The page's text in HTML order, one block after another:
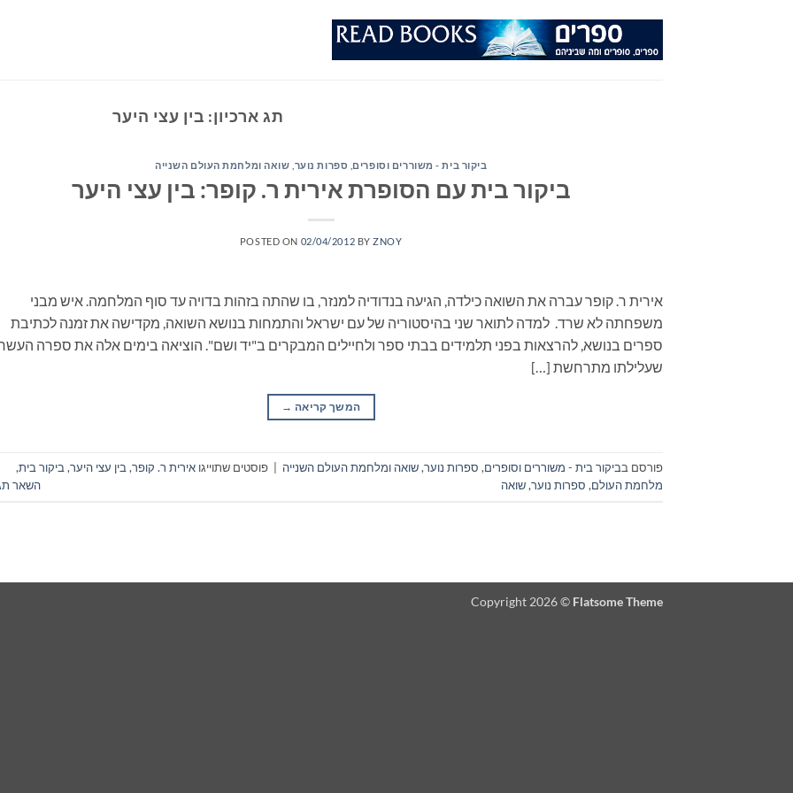
תג ארכיון: בין עצי היער
ביקור בית - משוררים וסופרים ספרות נוער שואה ומלחמת העולם השנייה
ביקור בית עם הסופרת אירית ר. קופר: בין עצי היער
POSTED ON 02/04/2012 BYZNOY
אירית ר. קופר עברה את השואה כילדה, הגיעה בנדודיה למנזר, בו שהתה בזהות בדויה עד סוף המלחמה. איש מבני
משפחתה לא שרד. למדה לתואר שני בהיסטוריה של עם ישראל והתמחות בנושא השואה, מקדישה את זמנה לכתיבת
ספרים בנושא, להרצאות בפני תלמידים בבתי ספר ולחיילים המבקרים ב"יד ושם". הוציאה בימים אלה את ספרה
שעלילתו מתרחשת […]
המשך קריאה →
פורסם בביקור בית - משוררים וסופרים, ספרות נוער,שואה ומלחמת העולם השנייה פוסטים שתוייגו אירית ר. קופר, בין עצי היער, ביקור בית,
מלחמת העולם, ספרות נוער,שואה השאר
Copyright 2026 © Flatsome Theme